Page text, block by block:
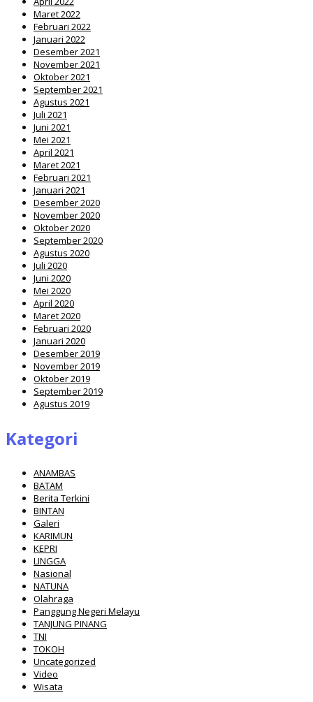
Maret 2022
Februari 2022
Januari 2022
Desember 2021
November 2021
Oktober 2021
September 2021
Agustus 2021
Juli 2021
Juni 2021
Mei 2021
April 2021
Maret 2021
Februari 2021
Januari 2021
Desember 2020
November 2020
Oktober 2020
September 2020
Agustus 2020
Juli 2020
Juni 2020
Mei 2020
April 2020
Maret 2020
Februari 2020
Januari 2020
Desember 2019
November 2019
Oktober 2019
September 2019
Agustus 2019
Kategori
ANAMBAS
BATAM
Berita Terkini
BINTAN
Galeri
KARIMUN
KEPRI
LINGGA
Nasional
NATUNA
Olahraga
Panggung Negeri Melayu
TANJUNG PINANG
TNI
TOKOH
Uncategorized
Video
Wisata